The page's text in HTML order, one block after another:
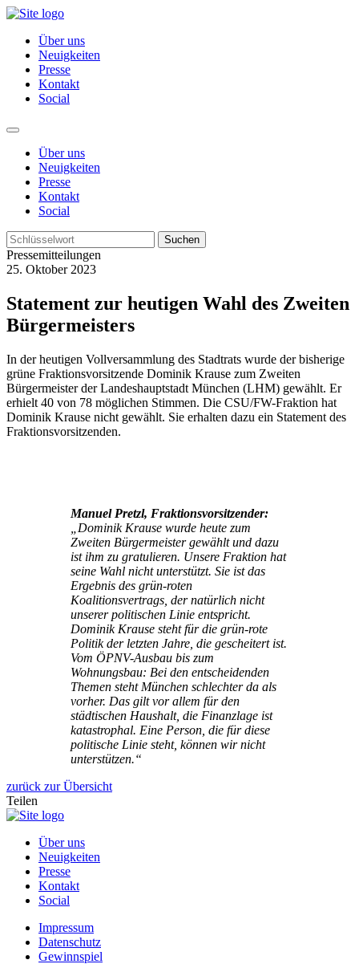
Über uns
Neuigkeiten
Presse
Kontakt
Social
Über uns
Neuigkeiten
Presse
Kontakt
Social
Suchen
Pressemitteilungen
25. Oktober 2023
Statement zur heutigen Wahl des Zweiten
Bürgermeisters
In der heutigen Vollversammlung des Stadtrats wurde der bisherige
grüne Fraktionsvorsitzende Dominik Krause zum Zweiten
Bürgermeister der Landeshauptstadt München (LHM) gewählt. Er
erhielt 40 von 78 möglichen Stimmen. Die CSU/FW-Fraktion hat
Dominik Krause nicht gewählt. Sie erhalten dazu ein Statement des
Fraktionsvorsitzenden.
Manuel Pretzl, Fraktionsvorsitzender:
„Dominik Krause wurde heute zum
Zweiten Bürgermeister gewählt und dazu
ist ihm zu gratulieren. Unsere Fraktion hat
seine Wahl nicht unterstützt. Sie ist das
Ergebnis des grün-roten
Koalitionsvertrags, der natürlich nicht
unserer politischen Linie entspricht.
Dominik Krause steht für die grün-rote
Politik der letzten Jahre, die gescheitert ist.
Vom ÖPNV-Ausbau bis zum
Wohnungsbau: Bei den entscheidenden
Themen steht München schlechter da als
vorher. Das gilt vor allem für den
städtischen Haushalt, die Finanzlage ist
katastrophal. Eine Person, die für diese
politische Linie steht, können wir nicht
unterstützen.“
zurück zur Übersicht
Teilen
Über uns
Neuigkeiten
Presse
Kontakt
Social
Impressum
Datenschutz
Gewinnspiel